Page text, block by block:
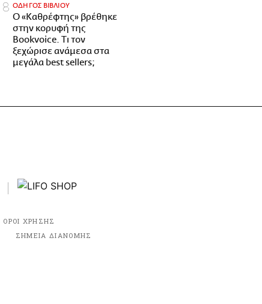
ΟΔΗΓΟΣ ΒΙΒΛΙΟΥ
Ο «Καθρέφτης» βρέθηκε
στην κορυφή της
Bookvoice. Τι τον
ξεχώρισε ανάμεσα στα
μεγάλα best sellers;
ΟΡΟΙ ΧΡΗΣΗΣ
ΣΗΜΕΙΑ ΔΙΑΝΟΜΗΣ